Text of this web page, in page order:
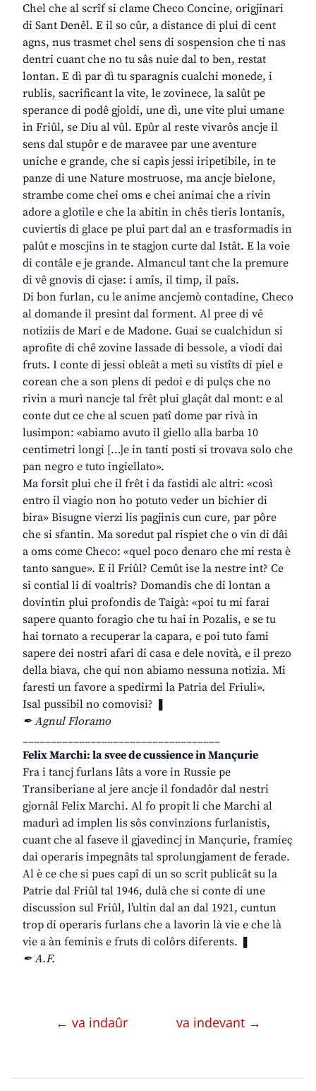
Chel che al scrîf si clame Checo Concine, origjinari
di Sant Denêl. E il so cûr, a distance di plui di cent
agns, nus trasmet chel sens di sospension che ti nas
dentri cuant che no tu sâs nuie dal to ben, restat
lontan. E dì par dì tu sparagnis cualchi monede, i
rublis, sacrificant la vite, le zovinece, la salût pe
sperance di podê gjoldi, une dì, une vite plui umane
in Friûl, se Diu al vûl. Epûr al reste vivarôs ancje il
sens dal stupôr e de maravee par une aventure
uniche e grande, che si capìs jessi iripetibile, in te
panze di une Nature mostruose, ma ancje bielone,
strambe come chei oms e chei animai che a rivin
adore a glotile e che la abitin in chês tieris lontanis,
cuviertis di glace pe plui part dal an e trasformadis in
palût e moscjins in te stagjon curte dal Istât. E la voie
di contâle e je grande. Almancul tant che la premure
di vê gnovis di cjase: i amîs, il timp, il paîs.
Di bon furlan, cu le anime ancjemò contadine, Checo
al domande il presint dal forment. Al pree di vê
notiziis de Mari e de Madone. Guai se cualchidun si
aprofite di chê zovine lassade di bessole, a viodi dai
fruts. I conte di jessi obleât a meti su vistîts di piel e
corean che a son plens di pedoi e di pulçs che no
rivin a murì nancje tal frêt plui glaçât dal mont: e al
conte dut ce che al scuen patî dome par rivà in
lusimpon: «abiamo avuto il giello alla barba 10
centimetri longi […]e in tanti posti si trovava solo che
pan negro e tuto ingiellato».
Ma forsit plui che il frêt i da fastidi alc altri: «così
entro il viagio non ho potuto veder un bichier di
bira» Bisugne vierzi lis pagjinis cun cure, par pôre
che si sfantin. Ma soredut pal rispiet che o vin di dâi
a oms come Checo: «quel poco denaro che mi resta è
tanto sangue». E il Friûl? Cemût ise la nestre int? Ce
si contial li di voaltris? Domandis che di lontan a
dovintin plui profondis de Taigà: «poi tu mi farai
sapere quanto foragio che tu hai in Pozalis, e se tu
hai tornato a recuperar la capara, e poi tuto fami
sapere dei nostri afari di casa e dele novità, e il prezo
della biava, che qui non abiamo nessuna notizia. Mi
faresti un favore a spedirmi la Patria del Friuli».
Isal pussibil no comovisi? ❚
✒ Agnul Floramo
___________________________________
Felix Marchi: la svee de cussience in Mançurie
Fra i tancj furlans lâts a vore in Russie pe
Transiberiane al jere ancje il fondadôr dal nestri
gjornâl Felix Marchi. Al fo propit li che Marchi al
madurì ad implen lis sôs convinzions furlanistis,
cuant che al faseve il gjavedincj in Mançurie, framieç
dai operaris impegnâts tal sprolungjament de ferade.
Al è ce che si pues capî di un so scrit publicât su la
Patrie dal Friûl tal 1946, dulà che si conte di une
discussion sul Friûl, l’ultin dal an dal 1921, cuntun
trop di operaris furlans che a lavorin là vie e che là
vie a àn feminis e fruts di colôrs diferents. ❚
✒ A.F.
← va indaûr va indevant →